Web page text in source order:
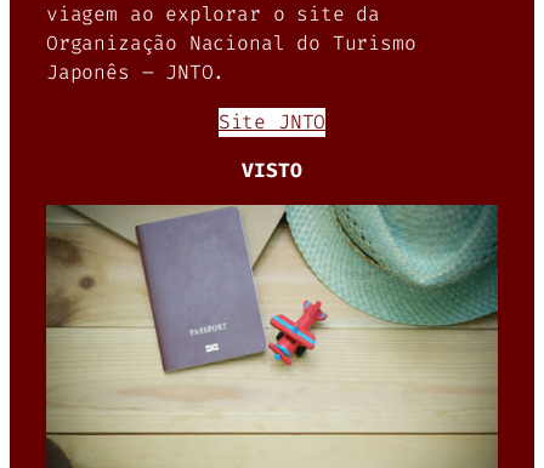
viagem ao explorar o site da
Organização Nacional do Turismo
Japonês – JNTO.
Site JNTO
VISTO